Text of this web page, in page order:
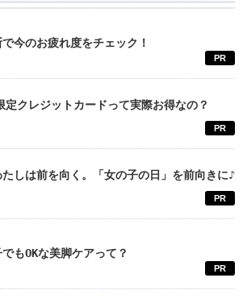
今のお疲れ度をチェック！
PR
定クレジットカードって実際お得なの？
PR
しは前を向く。「女の子の日」を前向きに♪
PR
もOKな美脚ケアって？
PR